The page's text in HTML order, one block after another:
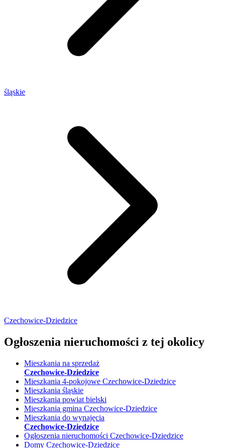
śląskie
Czechowice-Dziedzice
Ogłoszenia nieruchomości z tej okolicy
Mieszkania na sprzedaż
Czechowice-Dziedzice
Mieszkania 4-pokojowe Czechowice-Dziedzice
Mieszkania śląskie
Mieszkania powiat bielski
Mieszkania gmina Czechowice-Dziedzice
Mieszkania do wynajęcia
Czechowice-Dziedzice
Ogłoszenia nieruchomości Czechowice-Dziedzice
Domy Czechowice-Dziedzice